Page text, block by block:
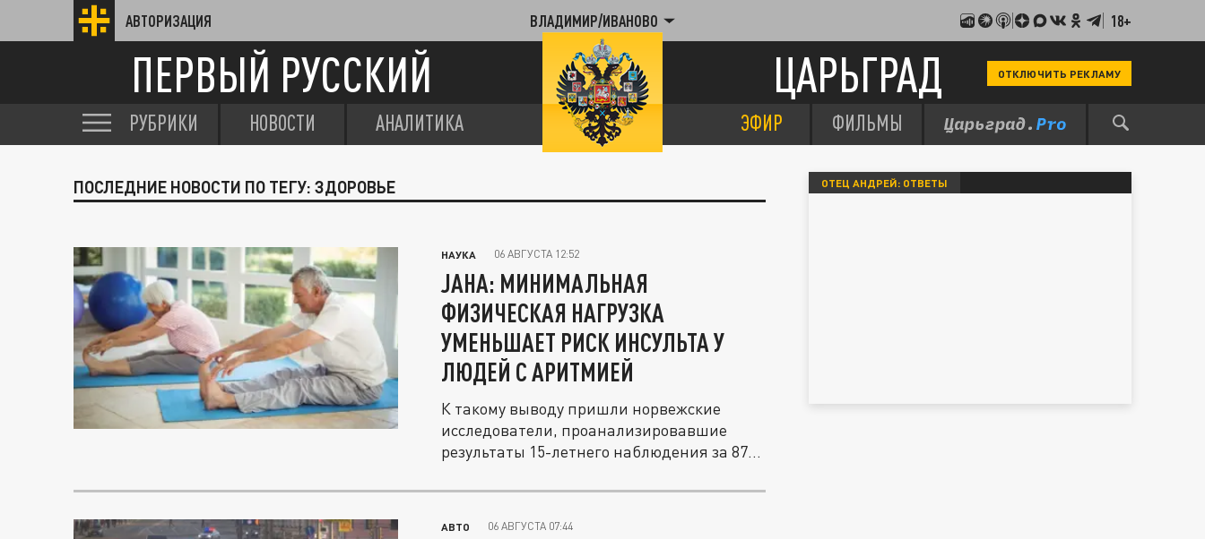
АВТОРИЗАЦИЯ ВЛАДИМИР/ИВАНОВО 18+
ПЕРВЫЙ РУССКИЙ ЦАРЬГРАД ОТКЛЮЧИТЬ РЕКЛАМУ
РУБРИКИ НОВОСТИ АНАЛИТИКА ЭФИР ФИЛЬМЫ
ПОСЛЕДНИЕ НОВОСТИ ПО ТЕГУ: ЗДОРОВЬЕ
НАУКА 06 АВГУСТА 12:52
JAHA: МИНИМАЛЬНАЯ
ФИЗИЧЕСКАЯ НАГРУЗКА
УМЕНЬШАЕТ РИСК ИНСУЛЬТА У
ЛЮДЕЙ С АРИТМИЕЙ
К такому выводу пришли норвежские
исследователи, проанализировавшие
результаты 15-летнего наблюдения за 87...
АВТО 06 АВГУСТА 07:44
ОТЕЦ АНДРЕЙ: ОТВЕТЫ